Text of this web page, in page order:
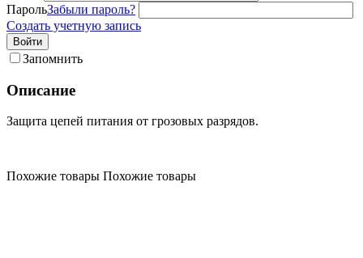
ПарольЗабыли пароль?
Создать учетную запись
Войти
Запомнить
Описание
Защита цепей питания от грозовых разрядов.
Похожие товары Похожие товары